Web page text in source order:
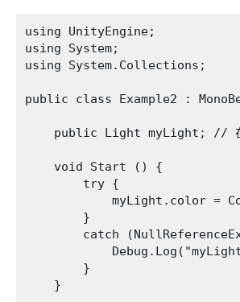
using UnityEngine;
using System;
using System.Collections;
public class Example2 :
public Light myLight; //
    void Start () {
        try {
myLight.color =
        }
catch
        }
    }